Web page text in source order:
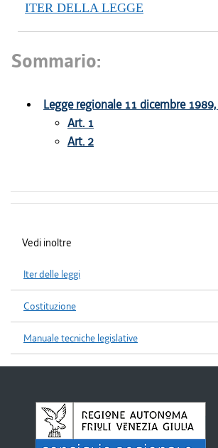
ITER DELLA LEGGE
Sommario:
Legge regionale 11 dicembre
Art. 1
Art. 2
Vedi inoltre
Iter delle leggi
Costituzione
Manuale tecniche legislative